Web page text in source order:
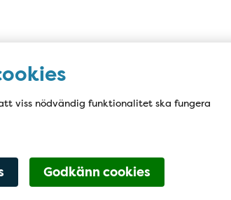
viss nödvändig funktionalitet ska fungera
Godkänn cookies